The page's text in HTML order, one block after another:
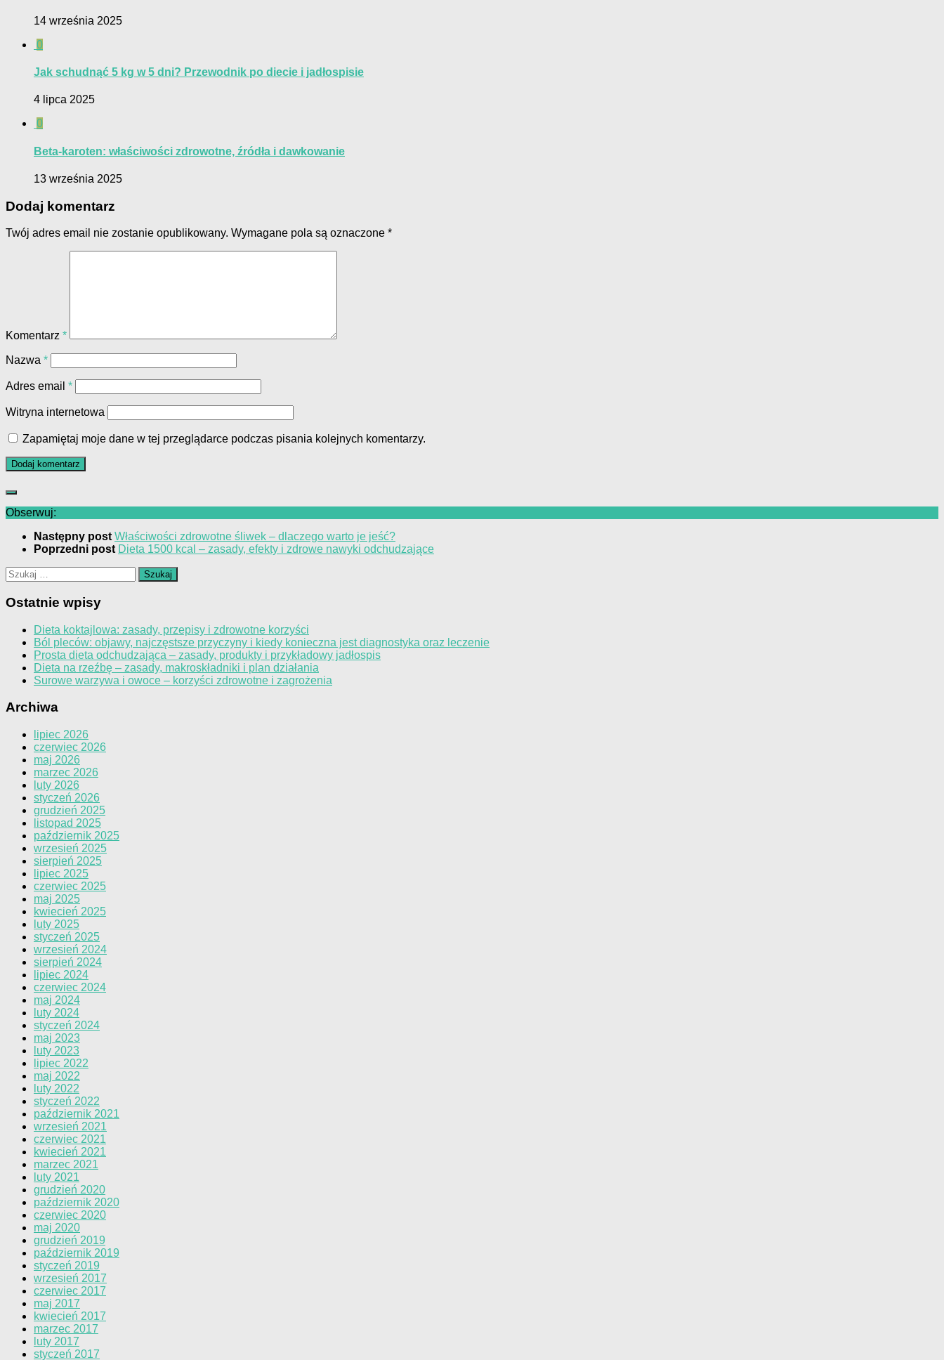
14 września 2025
0
Jak schudnąć 5 kg w 5 dni? Przewodnik po diecie i jadłospisie
4 lipca 2025
0
Beta-karoten: właściwości zdrowotne, źródła i dawkowanie
13 września 2025
Dodaj komentarz
Twój adres email nie zostanie opublikowany. Wymagane pola są oznaczone *
Komentarz *
Nazwa *
Adres email *
Witryna internetowa
Zapamiętaj moje dane w tej przeglądarce podczas pisania kolejnych komentarzy.
Obserwuj:
Następny post Właściwości zdrowotne śliwek – dlaczego warto je jeść?
Poprzedni post Dieta 1500 kcal – zasady, efekty i zdrowe nawyki odchudzające
Szukaj:
Ostatnie wpisy
Dieta koktajlowa: zasady, przepisy i zdrowotne korzyści
Ból pleców: objawy, najczęstsze przyczyny i kiedy konieczna jest diagnostyka oraz leczenie
Prosta dieta odchudzająca – zasady, produkty i przykładowy jadłospis
Dieta na rzeźbę – zasady, makroskładniki i plan działania
Surowe warzywa i owoce – korzyści zdrowotne i zagrożenia
Archiwa
lipiec 2026
czerwiec 2026
maj 2026
marzec 2026
luty 2026
styczeń 2026
grudzień 2025
listopad 2025
październik 2025
wrzesień 2025
sierpień 2025
lipiec 2025
czerwiec 2025
maj 2025
kwiecień 2025
luty 2025
styczeń 2025
wrzesień 2024
sierpień 2024
lipiec 2024
czerwiec 2024
maj 2024
luty 2024
styczeń 2024
maj 2023
luty 2023
lipiec 2022
maj 2022
luty 2022
styczeń 2022
październik 2021
wrzesień 2021
czerwiec 2021
kwiecień 2021
marzec 2021
luty 2021
grudzień 2020
październik 2020
czerwiec 2020
maj 2020
grudzień 2019
październik 2019
styczeń 2019
wrzesień 2017
czerwiec 2017
maj 2017
kwiecień 2017
marzec 2017
luty 2017
styczeń 2017